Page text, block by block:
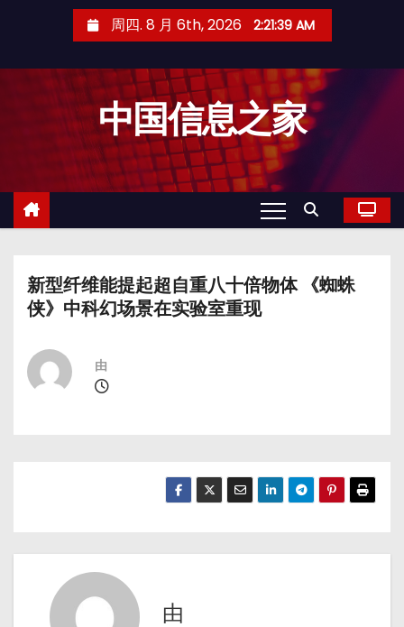
周四. 8 月 6th, 2026 2:21:39 AM
中国信息之家
新型纤维能提起超自重八十倍物体 《蜘蛛
侠》中科幻场景在实验室重现
由
由